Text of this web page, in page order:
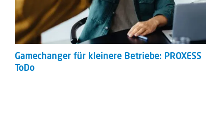
Gamechanger für kleinere Betriebe: PROXESS
ToDo